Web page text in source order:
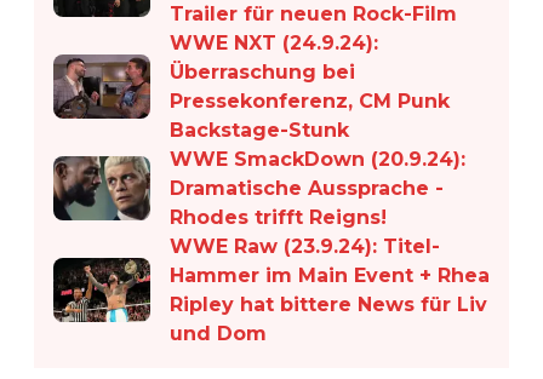
Trailer für neuen Rock-Film
WWE NXT (24.9.24):
Überraschung bei
Pressekonferenz, CM Punk
Backstage-Stunk
WWE SmackDown (20.9.24):
Dramatische Aussprache -
Rhodes trifft Reigns!
WWE Raw (23.9.24): Titel-
Hammer im Main Event + Rhea
Ripley hat bittere News für Liv
und Dom